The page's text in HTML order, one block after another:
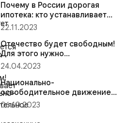
Почему в России дорогая
ипотека: кто устанавливает
большой процент кредитов и
22.11.2023
Отечество будет свободным!
Для этого нужно
отменить незаконные
решения Михаила Горбачева
24.04.2023
Национально-
освободительное движение
(НОД) — цели, дела и
06.10.2023